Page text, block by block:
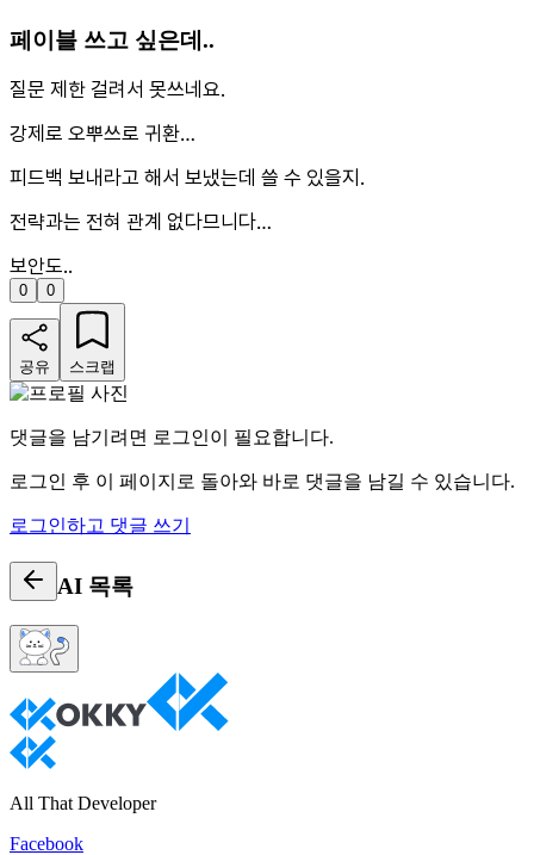
페이블 쓰고 싶은데..
질문 제한 걸려서 못쓰네요.
강제로 오뿌쓰로 귀환…
피드백 보내라고 해서 보냈는데 쓸 수 있을지.
전략과는 전혀 관계 없다므니다…
보안도..
0 0
공유 스크랩
댓글을 남기려면 로그인이 필요합니다.
로그인 후 이 페이지로 돌아와 바로 댓글을 남길 수 있습니다.
로그인하고 댓글 쓰기
AI 목록
All That Developer
Facebook